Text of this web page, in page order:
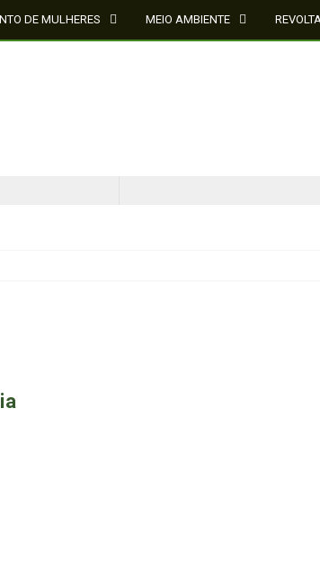
DE MULHERES MEIO AMBIENTE